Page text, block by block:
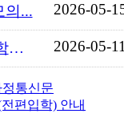
의... 2026-05-
2026-05-